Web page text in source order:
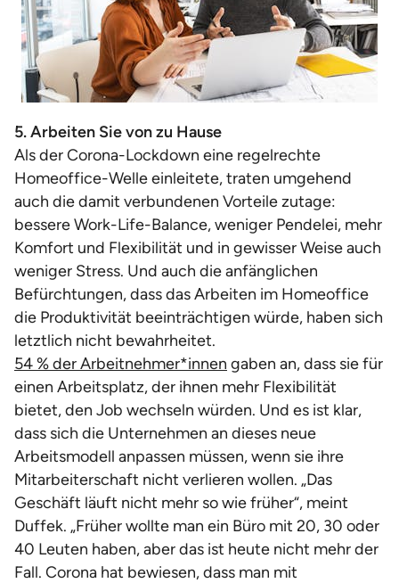
5. Arbeiten Sie von zu Hause
Als der Corona-Lockdown eine regelrechte
Homeoffice-Welle einleitete, traten umgehend
auch die damit verbundenen Vorteile zutage:
bessere Work-Life-Balance, weniger Pendelei, mehr
Komfort und Flexibilität und in gewisser Weise auch
weniger Stress. Und auch die anfänglichen
Befürchtungen, dass das Arbeiten im Homeoffice
die Produktivität beeinträchtigen würde, haben sich
letztlich nicht bewahrheitet.
54 % der Arbeitnehmer*innen gaben an, dass sie für
einen Arbeitsplatz, der ihnen mehr Flexibilität
bietet, den Job wechseln würden. Und es ist klar,
dass sich die Unternehmen an dieses neue
Arbeitsmodell anpassen müssen, wenn sie ihre
Mitarbeiterschaft nicht verlieren wollen. „Das
Geschäft läuft nicht mehr so wie früher“, meint
Duffek. „Früher wollte man ein Büro mit 20, 30 oder
40 Leuten haben, aber das ist heute nicht mehr der
Fall. Corona hat bewiesen, dass man mit